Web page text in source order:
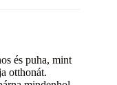
és puha, mint
otthonát.